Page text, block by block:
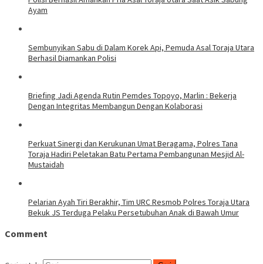
Ayam
Sembunyikan Sabu di Dalam Korek Api, Pemuda Asal Toraja Utara
Berhasil Diamankan Polisi
Briefing Jadi Agenda Rutin Pemdes Topoyo, Marlin : Bekerja
Dengan Integritas Membangun Dengan Kolaborasi
Perkuat Sinergi dan Kerukunan Umat Beragama, Polres Tana
Toraja Hadiri Peletakan Batu Pertama Pembangunan Mesjid Al-
Mustaidah
Pelarian Ayah Tiri Berakhir, Tim URC Resmob Polres Toraja Utara
Bekuk JS Terduga Pelaku Persetubuhan Anak di Bawah Umur
Comment